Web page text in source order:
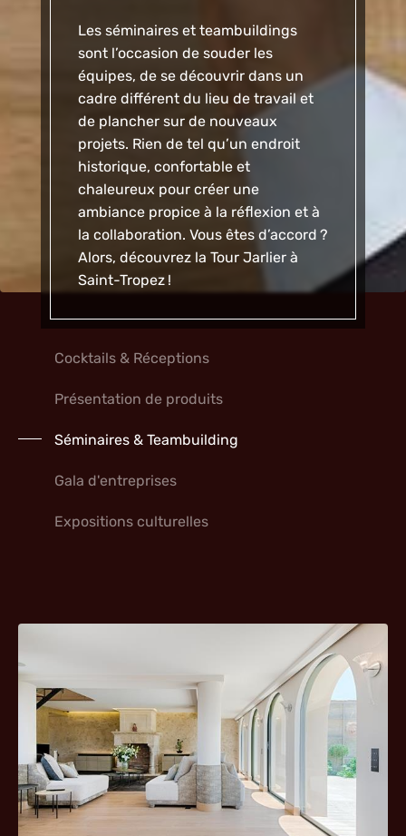
Les séminaires et teambuildings
sont l’occasion de souder les
équipes, de se découvrir dans un
cadre différent du lieu de travail et
de plancher sur de nouveaux
projets. Rien de tel qu’un endroit
historique, confortable et
chaleureux pour créer une
ambiance propice à la réflexion et à
la collaboration. Vous êtes d’accord ?
Alors, découvrez la Tour Jarlier à
Saint-Tropez !
Cocktails & Réceptions
Présentation de produits
Séminaires & Teambuilding
Gala d'entreprises
Expositions culturelles